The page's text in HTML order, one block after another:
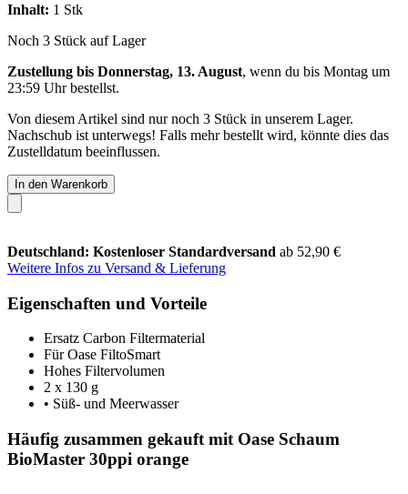
Inhalt: 1 Stk
Noch 3 Stück auf Lager
Zustellung bis Donnerstag, 13. August, wenn du bis Montag um
23:59 Uhrbestellst.
Von diesem Artikel sind nur noch 3 Stück in unserem Lager.
Nachschub ist unterwegs! Falls mehr bestellt wird, könnte dies das
Zustelldatum beeinflussen.
In den Warenkorb
Deutschland: Kostenloser Standardversand ab 52,90 €
Weitere Infos zu Versand & Lieferung
Eigenschaften und Vorteile
Ersatz Carbon Filtermaterial
Für Oase FiltoSmart
Hohes Filtervolumen
2 x 130 g
• Süß- und Meerwasser
Häufig zusammen gekauft mit Oase Schaum
BioMaster 30ppi orange